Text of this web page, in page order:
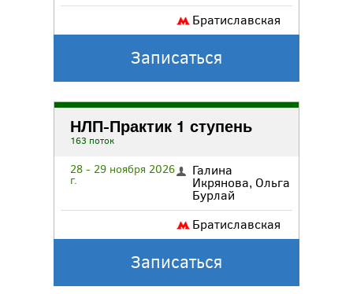
Братиславская
Записаться
НЛП-Практик 1 ступень
163 поток
28 - 29 ноября 2026
г.
Галина
Икрянова, Ольга
Бурлай
Братиславская
Записаться